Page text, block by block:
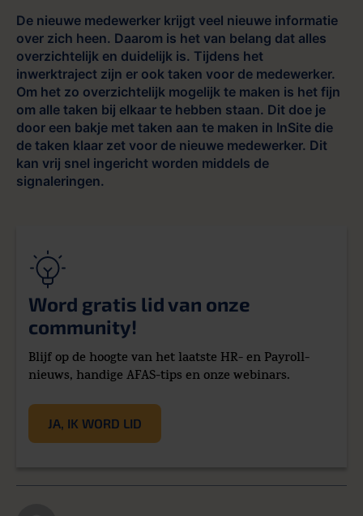
De nieuwe medewerker krijgt veel nieuwe informatie
over zich heen. Daarom is het van belang dat alles
overzichtelijk en duidelijk is. Tijdens het
inwerktraject zijn er ook taken voor de medewerker.
Om het zo overzichtelijk mogelijk te maken is het fijn
om alle taken bij elkaar te hebben staan. Dit doe je
door een bakje met taken aan te maken in InSite die
de taken klaar zet voor de nieuwe medewerker. Dit
kan vrij snel ingericht worden middels de
signaleringen.
Word gratis lid van onze
community!
Blijf op de hoogte van het laatste HR- en Payroll-
nieuws, handige AFAS-tips en onze webinars.
JA, IK WORD LID